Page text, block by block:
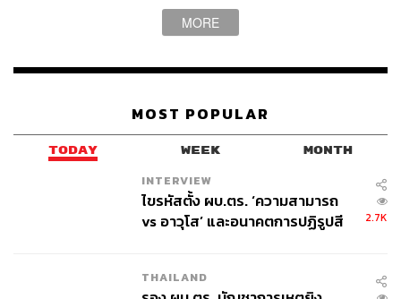
MORE
MOST POPULAR
TODAY WEEK MONTH
INTERVIEW
ไขรหัสตั้ง ผบ.ตร. ‘ความสามารถ
vs อาวุโส’ และอนาคตการปฏิรูปสี
2.7K
THAILAND